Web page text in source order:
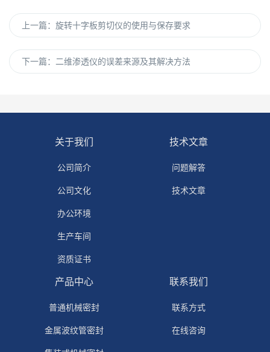
上一篇： 旋转十字板剪切仪的使用与保存要求
下一篇： 二维渗透仪的误差来源及其解决方法
关于我们
公司简介
公司文化
办公环境
生产车间
资质证书
技术文章
问题解答
技术文章
产品中心
普通机械密封
金属波纹管密封
联系我们
联系方式
在线咨询